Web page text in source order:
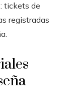
tickets de
registradas